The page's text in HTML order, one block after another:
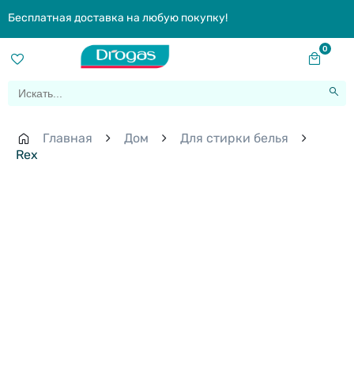
Бесплатная доставка на любую покупку!
0
Главная Дом
Для стирки белья
Rex